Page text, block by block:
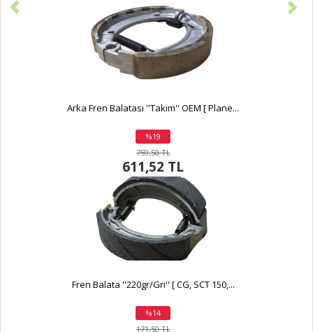
Arka Fren Balatası ''Takım'' OEM [ Plane...
%19
indirim
759,50 TL
611,52 TL
Fren Balata ''220gr/Gri'' [ CG, SCT 150,...
%14
indirim
171,50 TL